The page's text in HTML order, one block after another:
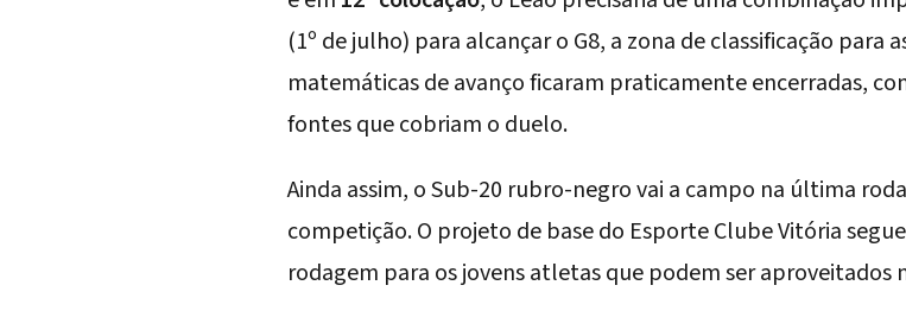
(1º de julho) para alcançar o G8, a zona de classificação para
matemáticas de avanço ficaram praticamente encerradas,
fontes que cobriam o duelo.
Ainda assim, o Sub-20 rubro-negro vai a campo na última
competição. O projeto de base do Esporte Clube Vitória
rodagem para os jovens atletas que podem ser